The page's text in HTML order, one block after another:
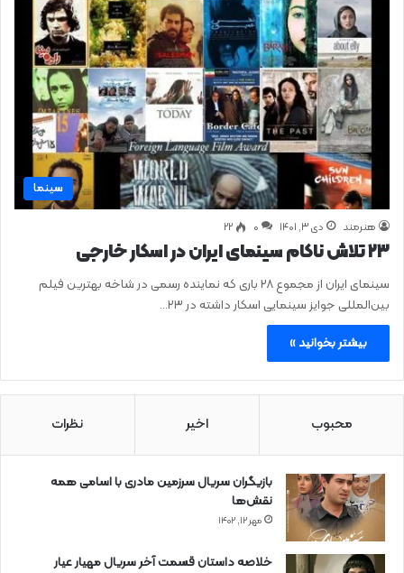
سینما
هنرمند دی ۳, ۱۴۰۱ 0 ۲۲
۲۳ تلاش ناکام سینمای ایران در اسکار خارجی
سینمای ایران از مجموع ۲۸ باری که نماینده رسمی در شاخه بهترین فیلم
بین‌المللی جوایز سینمایی اسکار داشته در ۲۳…
بیشتر بخوانید »
محبوب اخیر نظرات
بازیگران سریال سرزمین مادری با اسامی همه
نقش‌ها
مهر ۱۲, ۱۴۰۲
خلاصه داستان قسمت آخر سریال مهیار عیار